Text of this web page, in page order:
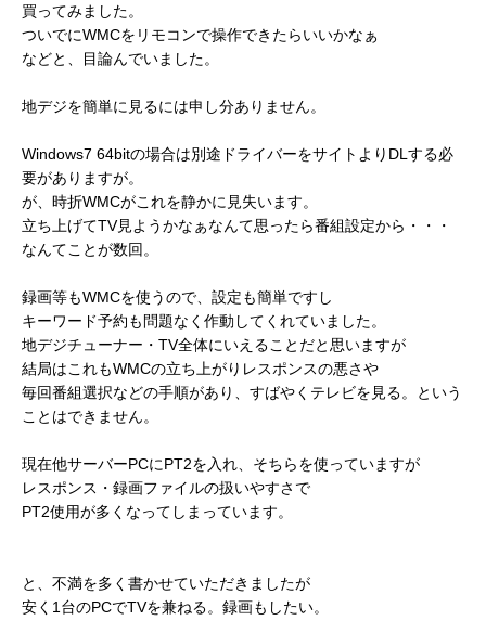
買ってみました。
ついでにWMCをリモコンで操作できたらいいかなぁ
などと、目論んでいました。
地デジを簡単に見るには申し分ありません。
Windows7 64bitの場合は別途ドライバーをサイトよりDLする必
要がありますが。
が、時折WMCがこれを静かに見失います。
立ち上げてTV見ようかなぁなんて思ったら番組設定から・・・
なんてことが数回。
録画等もWMCを使うので、設定も簡単ですし
キーワード予約も問題なく作動してくれていました。
地デジチューナー・TV全体にいえることだと思いますが
結局はこれもWMCの立ち上がりレスポンスの悪さや
毎回番組選択などの手順があり、すばやくテレビを見る。という
ことはできません。
現在他サーバーPCにPT2を入れ、そちらを使っていますが
レスポンス・録画ファイルの扱いやすさで
PT2使用が多くなってしまっています。
と、不満を多く書かせていただきましたが
安く1台のPCでTVを兼ねる。録画もしたい。